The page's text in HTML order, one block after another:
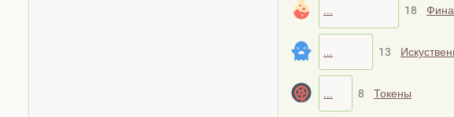
... 18
... 13
... 8 Токены